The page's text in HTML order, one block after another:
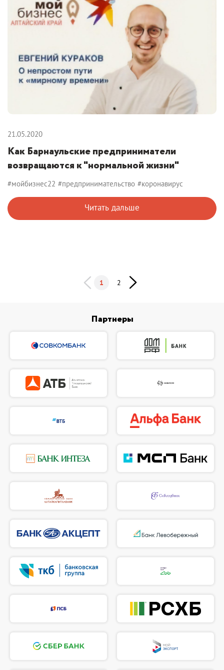
21.05.2020
Как Барнаульские предприниматели
возвращаются к "нормальной жизни"
#мойбизнес22 #предпринимательство #коронавирус
Читать дальше
1 2
Партнеры